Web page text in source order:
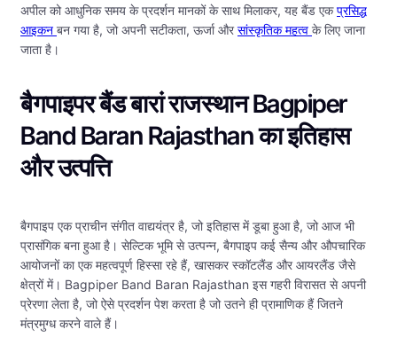
अपील को आधुनिक समय के प्रदर्शन मानकों के साथ मिलाकर, यह बैंड एकप्रसिद्ध
आइकन बन गया है, जो अपनी सटीकता, ऊर्जा औरसांस्कृतिक महत्व के लिए जाना
जाता है।
बैगपाइपर बैंड बारां राजस्थान Bagpiper
Band Baran Rajasthan का इतिहास
और उत्पत्ति
बैगपाइप एक प्राचीन संगीत वाद्ययंत्र है, जो इतिहास में डूबा हुआ है, जो आज भी
प्रासंगिक बना हुआ है। सेल्टिक भूमि से उत्पन्न, बैगपाइप कई सैन्य और औपचारिक
आयोजनों का एक महत्वपूर्ण हिस्सा रहे हैं, खासकर स्कॉटलैंड और आयरलैंड जैसे
क्षेत्रों में। Bagpiper Band Baran Rajasthan इस गहरी विरासत से अपनी
प्रेरणा लेता है, जो ऐसे प्रदर्शन पेश करता है जो उतने ही प्रामाणिक हैं जितने
मंत्रमुग्ध करने वाले हैं।